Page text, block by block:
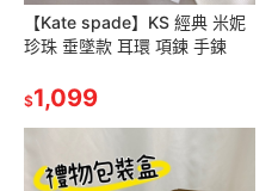
【Kate spade】KS 經典 米妮
珍珠 垂墜款 耳環 項鍊 手鍊
$1,099